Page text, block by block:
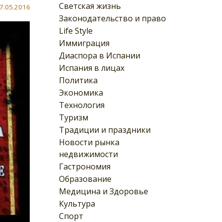
Светская жизнь
Законодательство и право
Life Style
Иммиграция
Диаспора в Испании
Испания в лицах
Политика
Экономика
Технология
Туризм
Традиции и праздники
Новости рынка
недвижимости
Гастрономия
Образование
Медицина и Здоровье
Культура
Спорт